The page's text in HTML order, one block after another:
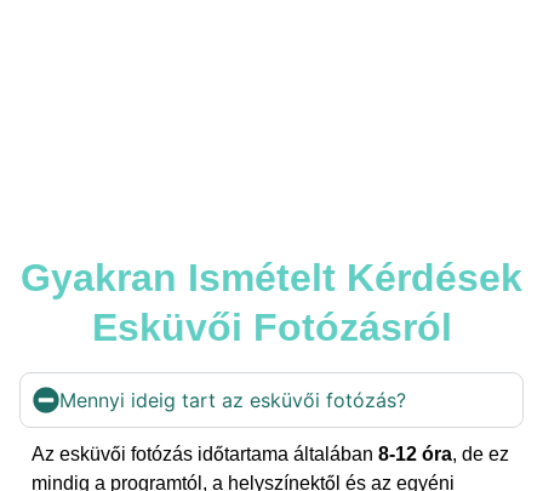
Gyakran Ismételt Kérdések
Esküvői Fotózásról
Mennyi ideig tart az esküvői fotózás?
Az esküvői fotózás időtartama általában 8-12 óra, de ez
mindig a programtól, a helyszínektől és az egyéni